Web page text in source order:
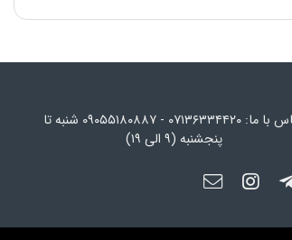
تماس با ما: ۰۷۱۳۶۳۳۴۴۲۰ - ۰۹۰۵۵۱۸۰۸۸۷ شنبه تا
پنجشنبه (۹ الی ۱۹)